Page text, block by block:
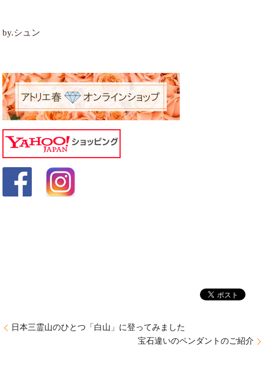
by.シュン
日本三霊山のひとつ「白山」に登ってみました
宝石違いのペンダントのご紹介